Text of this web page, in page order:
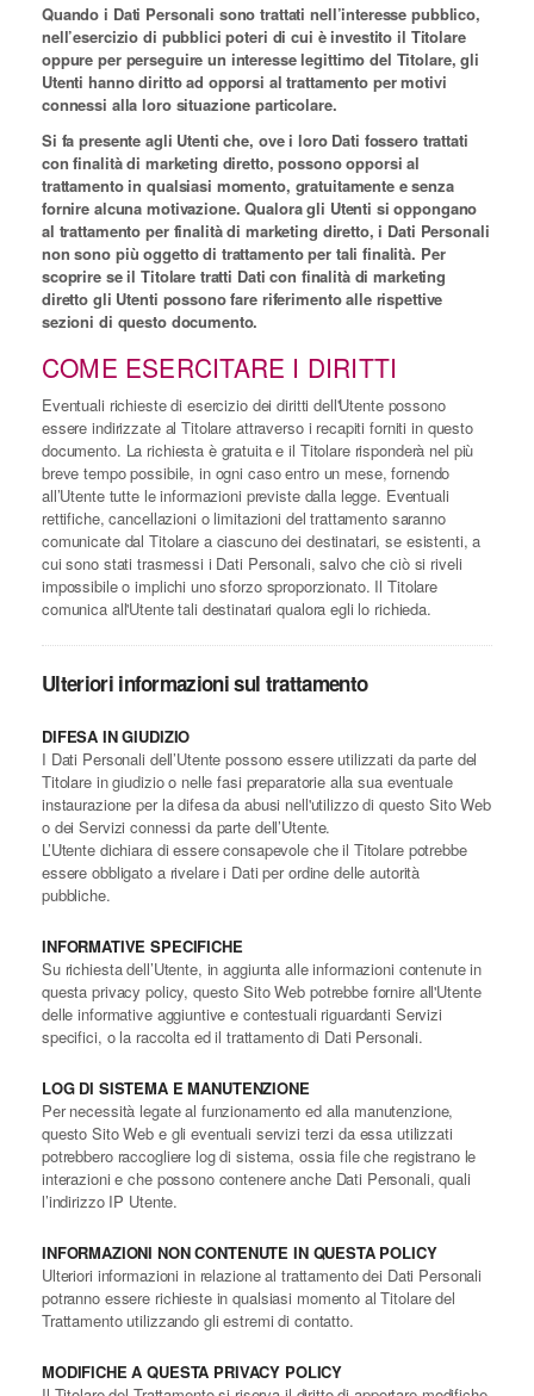
Quando i Dati Personali sono trattati nell’interesse pubblico,
nell’esercizio di pubblici poteri di cui è investito il Titolare
oppure per perseguire un interesse legittimo del Titolare, gli
Utenti hanno diritto ad opporsi al trattamento per motivi
connessi alla loro situazione particolare.
Si fa presente agli Utenti che, ove i loro Dati fossero trattati
con finalità di marketing diretto, possono opporsi al
trattamento in qualsiasi momento, gratuitamente e senza
fornire alcuna motivazione. Qualora gli Utenti si oppongano
al trattamento per finalità di marketing diretto, i Dati Personali
non sono più oggetto di trattamento per tali finalità. Per
scoprire se il Titolare tratti Dati con finalità di marketing
diretto gli Utenti possono fare riferimento alle rispettive
sezioni di questo documento.
COME ESERCITARE I DIRITTI
Eventuali richieste di esercizio dei diritti dell'Utente possono
essere indirizzate al Titolare attraverso i recapiti forniti in questo
documento. La richiesta è gratuita e il Titolare risponderà nel più
breve tempo possibile, in ogni caso entro un mese, fornendo
all’Utente tutte le informazioni previste dalla legge. Eventuali
rettifiche, cancellazioni o limitazioni del trattamento saranno
comunicate dal Titolare a ciascuno dei destinatari, se esistenti, a
cui sono stati trasmessi i Dati Personali, salvo che ciò si riveli
impossibile o implichi uno sforzo sproporzionato. Il Titolare
comunica all'Utente tali destinatari qualora egli lo richieda.
Ulteriori informazioni sul trattamento
DIFESA IN GIUDIZIO
I Dati Personali dell’Utente possono essere utilizzati da parte del
Titolare in giudizio o nelle fasi preparatorie alla sua eventuale
instaurazione per la difesa da abusi nell'utilizzo di questo Sito Web
o dei Servizi connessi da parte dell’Utente.
L’Utente dichiara di essere consapevole che il Titolare potrebbe
essere obbligato a rivelare i Dati per ordine delle autorità
pubbliche.
INFORMATIVE SPECIFICHE
Su richiesta dell’Utente, in aggiunta alle informazioni contenute in
questa privacy policy, questo Sito Web potrebbe fornire all'Utente
delle informative aggiuntive e contestuali riguardanti Servizi
specifici, o la raccolta ed il trattamento di Dati Personali.
LOG DI SISTEMA E MANUTENZIONE
Per necessità legate al funzionamento ed alla manutenzione,
questo Sito Web e gli eventuali servizi terzi da essa utilizzati
potrebbero raccogliere log di sistema, ossia file che registrano le
interazioni e che possono contenere anche Dati Personali, quali
l’indirizzo IP Utente.
INFORMAZIONI NON CONTENUTE IN QUESTA POLICY
Ulteriori informazioni in relazione al trattamento dei Dati Personali
potranno essere richieste in qualsiasi momento al Titolare del
Trattamento utilizzando gli estremi di contatto.
MODIFICHE A QUESTA PRIVACY POLICY